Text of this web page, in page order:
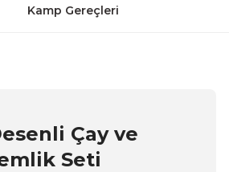
Kamp Gereçleri
Çay ve
Seti